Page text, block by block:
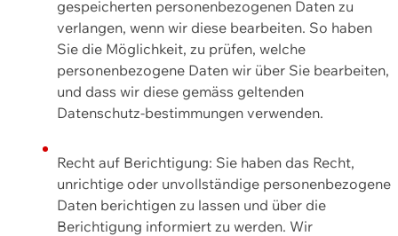
gespeicherten personenbezogenen Daten zu
verlangen, wenn wir diese bearbeiten. So haben
Sie die Möglichkeit, zu prüfen, welche
personenbezogene Daten wir über Sie bearbeiten,
und dass wir diese gemäss geltenden
Datenschutz-bestimmungen verwenden.
Recht auf Berichtigung: Sie haben das Recht,
unrichtige oder unvollständige personenbezogene
Daten berichtigen zu lassen und über die
Berichtigung informiert zu werden. Wir